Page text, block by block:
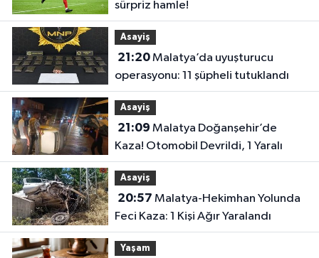
sürpriz hamle!
Asayiş
21:20Malatya’da uyuşturucu
operasyonu: 11 şüpheli tutuklandı
Asayiş
21:09
Kaza! Otomobil Devrildi, 1 Yaralı
Asayiş
20:57
Feci Kaza: 1 Kişi Ağır Yaralandı
Yaşam